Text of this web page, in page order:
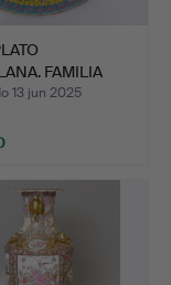
FAMILIA
13 jun 2025